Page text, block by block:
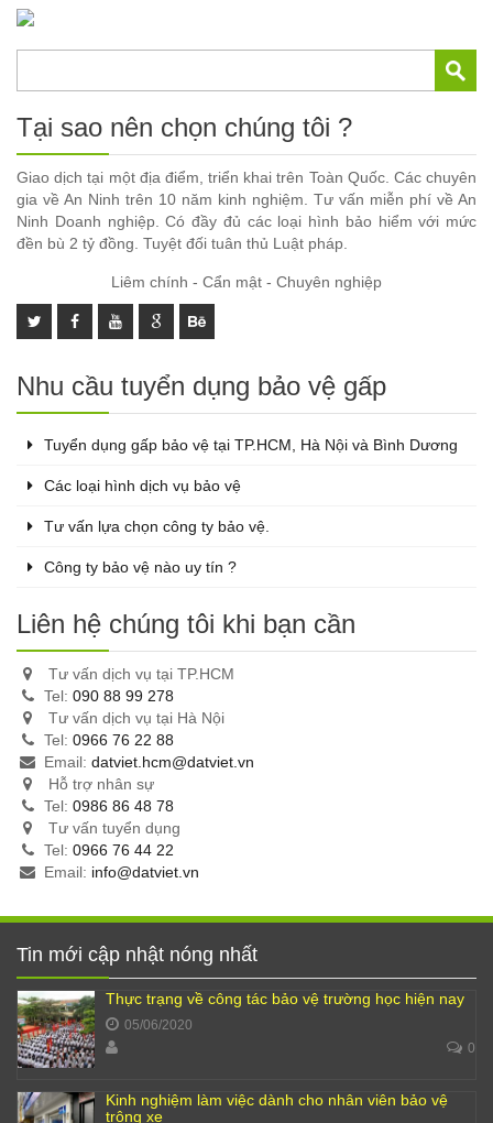
Tại sao nên chọn chúng tôi ?
Giao dịch tại một địa điểm, triển khai trên Toàn Quốc. Các chuyên
gia về An Ninh trên 10 năm kinh nghiệm. Tư vấn miễn phí về An
Ninh Doanh nghiệp. Có đầy đủ các loại hình bảo hiểm với mức
đền bù 2 tỷ đồng. Tuyệt đối tuân thủ Luật pháp.
Liêm chính - Cẩn mật - Chuyên nghiệp
Nhu cầu tuyển dụng bảo vệ gấp
Tuyển dụng gấp bảo vệ tại TP.HCM, Hà Nội và Bình Dương
Các loại hình dịch vụ bảo vệ
Tư vấn lựa chọn công ty bảo vệ.
Công ty bảo vệ nào uy tín ?
Liên hệ chúng tôi khi bạn cần
Tư vấn dịch vụ tại TP.HCM
Tel: 090 88 99 278
Tư vấn dịch vụ tại Hà Nội
Tel: 0966 76 22 88
Email: datviet.hcm@datviet.vn
Hỗ trợ nhân sự
Tel: 0986 86 48 78
Tư vấn tuyển dụng
Tel: 0966 76 44 22
Email: info@datviet.vn
Tin mới cập nhật nóng nhất
Thực trạng về công tác bảo vệ trường học hiện nay
05/06/2020
0
Kinh nghiệm làm việc dành cho nhân viên bảo vệ
trông xe